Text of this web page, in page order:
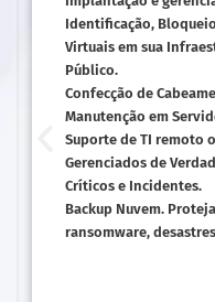
Implantação e
Identificação,
Virtuais em sua
Público.
Confecção de
Manutenção em
Suporte de TI remoto
Gerenciados de
Críticos e Incidentes.
Backup Nuvem.